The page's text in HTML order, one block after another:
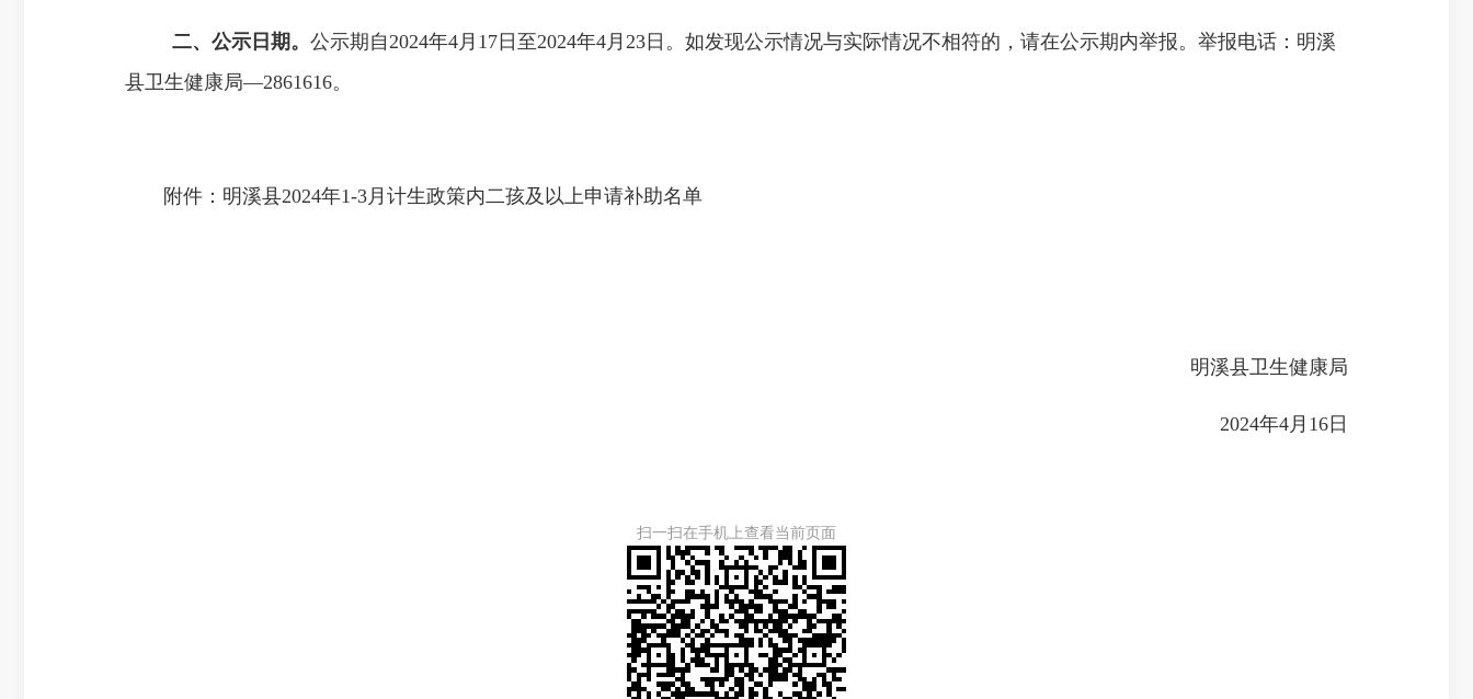
二、公示日期。 公示期自2024年4月17日至2024年4月23日。如发现公示情况与实际情况不相符的，请在公示期内举报。举报电话：明溪
县卫生健康局—2861616。
附件：明溪县2024年1-3月计生政策内二孩及以上申请补助名单
明溪县卫生健康局
2024年4月16日
扫一扫在手机上查看当前页面